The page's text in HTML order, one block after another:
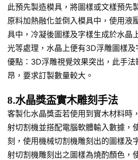
此預先製造模具，將圖樣或文樣預先
原料加熱融化並倒入模具中，使用液
具中，冷凝後圖樣及字樣生成於水晶
光等處理，水晶上便有3D浮雕圖樣
優點：3D浮雕視覺效果突出，此手
昂，要求訂製數量較大。
8.水晶獎盃實木雕刻手法
客製化水晶獎盃若使用到實木材料時
射切割機並搭配電腦軟體輸入數據，
刻，使用機械切割機雕刻出的圖樣及
射切割機雕刻出之圖樣為燒酌顏色，